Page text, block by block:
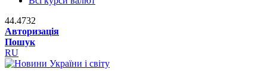
44.4732
Авторизація
Пошук
RU